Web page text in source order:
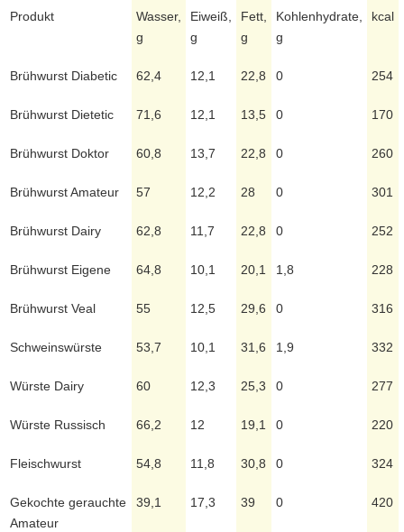
Produkt
Wasser,
g
Eiweiß,
g
Fett,
g
Kohlenhydrate,
g
kcal
Brühwurst Diabetic 62,4 12,1 22,8 0 254
Brühwurst Dietetic 71,6 12,1 13,5 0 170
Brühwurst Doktor 60,8 13,7 22,8 0 260
Brühwurst Amateur 57 12,2 28 0 301
Brühwurst Dairy 62,8 11,7 22,8 0 252
Brühwurst Eigene 64,8 10,1 20,1 1,8 228
Brühwurst Veal 55 12,5 29,6 0 316
Schweinswürste 53,7 10,1 31,6 1,9 332
Würste Dairy 60 12,3 25,3 0 277
Würste Russisch 66,2 12 19,1 0 220
Fleischwurst 54,8 11,8 30,8 0 324
Gekochte gerauchte
Amateur
39,1 17,3 39 0 420